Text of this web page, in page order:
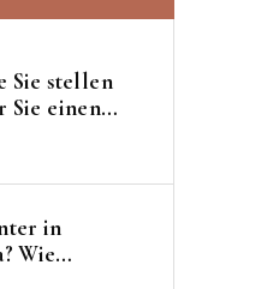
Sie stellen
Sie einen
in
Wie
Ihren